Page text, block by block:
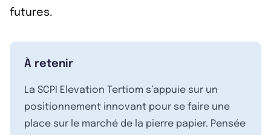
futures.
À retenir
La SCPI Elevation Tertiom s’appuie sur un
positionnement innovant pour se faire une
place sur le marché de la pierre papier. Pensée